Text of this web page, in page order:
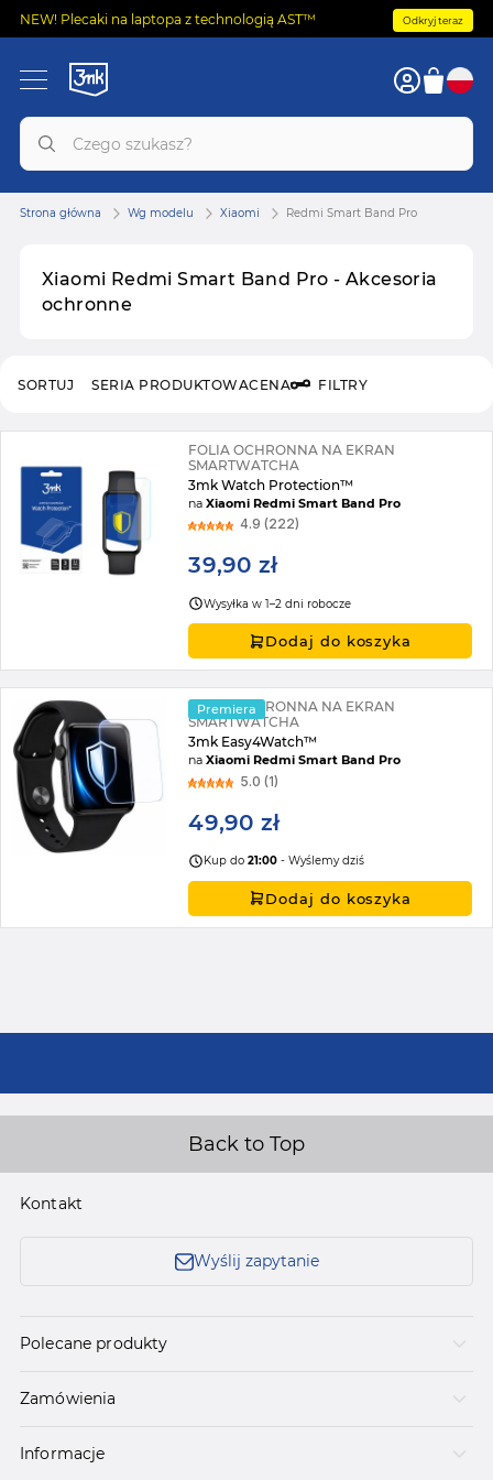
NEW! Plecaki na laptopa z technologią AST™ Odkryj teraz
Xiaomi Redmi Smart Band Pro - Akcesoria
ochronne
Strona główna Wg modelu Xiaomi Redmi Smart Band Pro
SERIA PRODUKTOWACENA FILTRY
SORTUJ
FOLIA OCHRONNA NA EKRAN
SMARTWATCHA
3mk Watch Protection™
naXiaomi Redmi Smart Band Pro
4.9 (222)
39,90 zł
Wysyłka w 1–2 dni robocze
Dodaj do koszyka
Premiera
FOLIA OCHRONNA NA EKRAN
SMARTWATCHA
3mk Easy4Watch™
naXiaomi Redmi Smart Band Pro
5.0 (1)
49,90 zł
Kup do21:00 - Wyślemy dziś
Dodaj do koszyka
Back to Top
Kontakt
Wyślij zapytanie
Polecane produkty
Zamówienia
Informacje